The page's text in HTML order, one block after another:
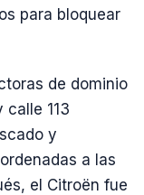
para bloquear
de dominio
113
y
a las
el Citroën fue